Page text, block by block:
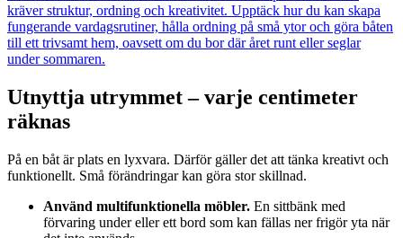
kräver struktur, ordning och kreativitet. Upptäck hur du kan skapa
fungerande vardagsrutiner, hålla ordning på små ytor och göra båten
till ett trivsamt hem, oavsett om du bor där året runt eller seglar
under sommaren.
Utnyttja utrymmet – varje centimeter
räknas
På en båt är plats en lyxvara. Därför gäller det att tänka kreativt och
funktionellt. Små förändringar kan göra stor skillnad.
Använd multifunktionella möbler. En sittbänk med
förvaring under eller ett bord som kan fällas ner frigör yta när